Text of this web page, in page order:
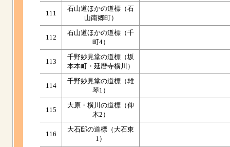
111
石山道ほかの道標（石
山南郷町）
112
石山道ほかの道標（千
町4）
113
千野妙見堂の道標（坂
本本町・延暦寺横川）
114
千野妙見堂の道標（雄
琴1）
115
大原・横川の道標（仰
木2）
116
大石邸の道標（大石東
1）